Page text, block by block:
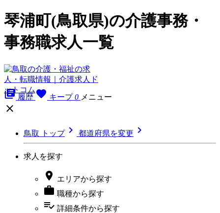
琴浦町(鳥取県)の介護事務・
事務職求人一覧
library_books 履歴 favorite キープ 0 メニュー

鳥取 トップ 都道府県を変更 
求人を探す
 エリアから探す
 職種から探す
playlist_add_check 詳細条件から探す